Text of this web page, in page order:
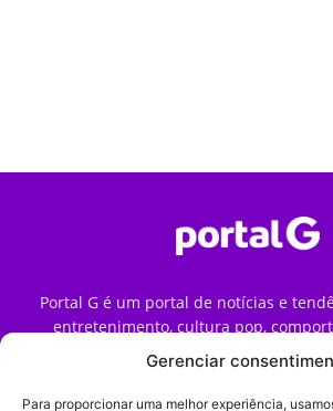
Gerenciar
Para proporcionar uma melhor experiência,
Portal G é um portal de notícias e
entretenimento, cultura pop,
streaming, games e iniciativas de
forma como o público vive e consome